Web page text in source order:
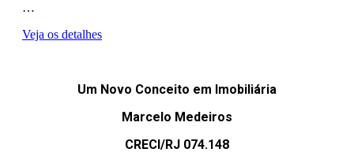
…
Veja os detalhes
Um Novo Conceito em Imobiliária
Marcelo Medeiros
CRECI/RJ 074.148